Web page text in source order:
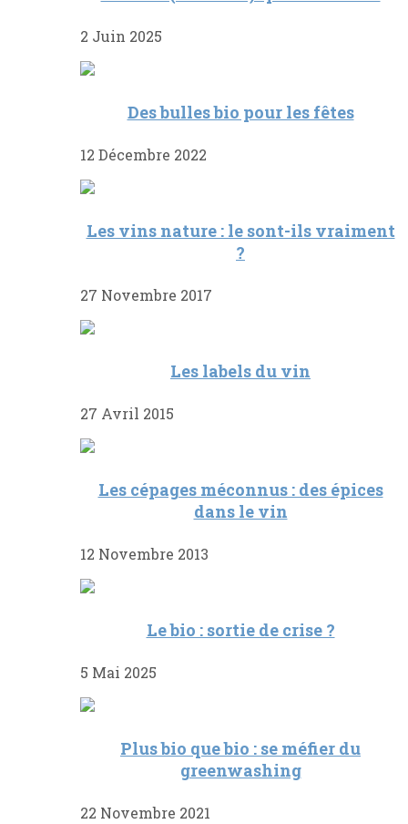
2 Juin 2025
Des bulles bio pour les fêtes
12 Décembre 2022
Les vins nature : le sont-ils vraiment
?
27 Novembre 2017
Les labels du vin
27 Avril 2015
Les cépages méconnus : des épices
dans le vin
12 Novembre 2013
Le bio : sortie de crise ?
5 Mai 2025
Plus bio que bio : se méfier du
greenwashing
22 Novembre 2021